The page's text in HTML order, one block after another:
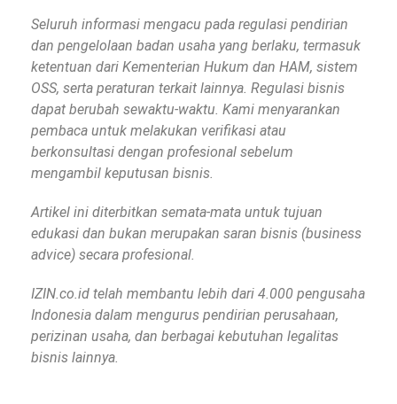
Seluruh informasi mengacu pada regulasi pendirian
dan pengelolaan badan usaha yang berlaku, termasuk
ketentuan dari Kementerian Hukum dan HAM, sistem
OSS, serta peraturan terkait lainnya. Regulasi bisnis
dapat berubah sewaktu-waktu. Kami menyarankan
pembaca untuk melakukan verifikasi atau
berkonsultasi dengan profesional sebelum
mengambil keputusan bisnis.
Artikel ini diterbitkan semata-mata untuk tujuan
edukasi dan bukan merupakan saran bisnis (business
advice) secara profesional.
IZIN.co.id telah membantu lebih dari 4.000 pengusaha
Indonesia dalam mengurus pendirian perusahaan,
perizinan usaha, dan berbagai kebutuhan legalitas
bisnis lainnya.